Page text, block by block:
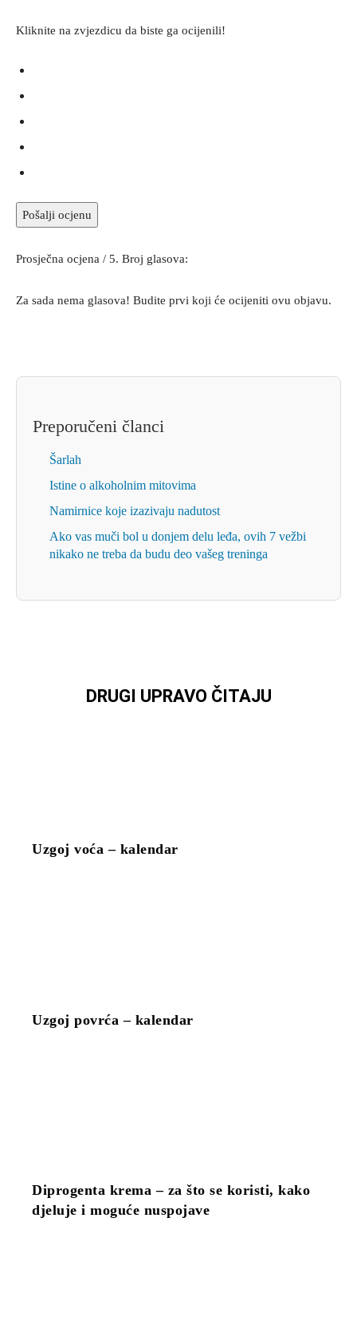
Kliknite na zvjezdicu da biste ga ocijenili!
Pošalji ocjenu
Prosječna ocjena / 5. Broj glasova:
Za sada nema glasova! Budite prvi koji će ocijeniti ovu objavu.
Preporučeni članci
Šarlah
Istine o alkoholnim mitovima
Namirnice koje izazivaju nadutost
Ako vas muči bol u donjem delu leđa, ovih 7 vežbi
nikako ne treba da budu deo vašeg treninga
DRUGI UPRAVO ČITAJU
Uzgoj voća – kalendar
Uzgoj povrća – kalendar
Diprogenta krema – za što se koristi, kako
djeluje i moguće nuspojave